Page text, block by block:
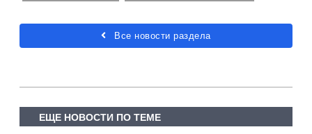
Все новости раздела
ЕЩЕ НОВОСТИ ПО ТЕМЕ